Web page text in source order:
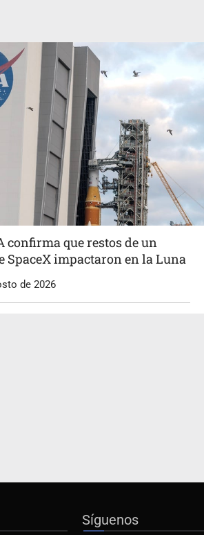
confirma que restos de un
SpaceX impactaron en la Luna
de 2026
Síguenos